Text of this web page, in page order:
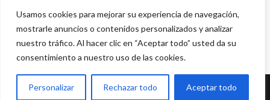
Usamos cookies para mejorar su experiencia de navegación,
mostrarle anuncios o contenidos personalizados y analizar
nuestro tráfico. Al hacer clic en “Aceptar todo” usted da su
consentimiento a nuestro uso de las cookies.
Personalizar Rechazar todo Aceptar todo
Desarrollado por